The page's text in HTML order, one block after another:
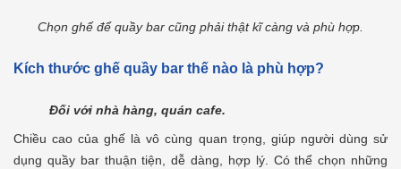
Chọn ghế để quầy bar cũng phải thật kĩ càng và phù hợp.
Kích thước ghế quầy bar thế nào là phù hợp?
Đối với nhà hàng, quán cafe.
Chiều cao của ghế là vô cùng quan trọng, giúp người dùng sử
dụng quầy bar thuận tiện, dễ dàng, hợp lý. Có thể chọn những